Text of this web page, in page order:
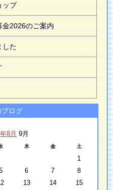
ップ
金2026のご案内
した
ログ
8月 9月
木 金 土
1
6 7
8
13 14
15